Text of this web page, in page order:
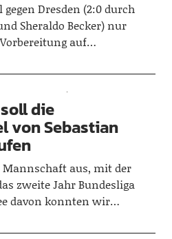
Dresden (2:0 durch
Sheraldo Becker) nur
auf…
die
von Sebastian
aus, mit der
zweite Jahr Bundesliga
davon konnten wir…